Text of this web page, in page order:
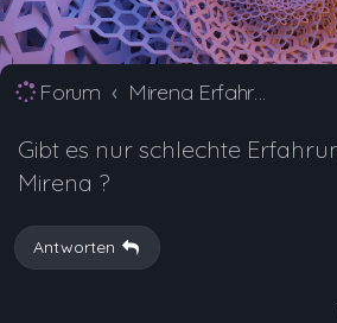
Forum Mirena Erfahrungsberichte und Nebenwirkungen
Gibt es nur schlechte
Mirena ?
Antworten